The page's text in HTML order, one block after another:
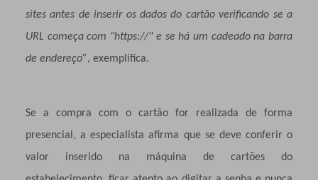
sites antes de inserir os dados do cartão verificando se a
URL começa com "https://" e se há um cadeado na barra
de endereço”, exemplifica.
Se a compra com o cartão for realizada de forma
presencial, a especialista afirma que se deve conferir o
valor inserido na máquina de cartões do